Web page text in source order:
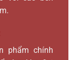
phẩm chính